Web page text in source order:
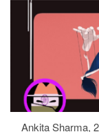
Ankita Sharma,